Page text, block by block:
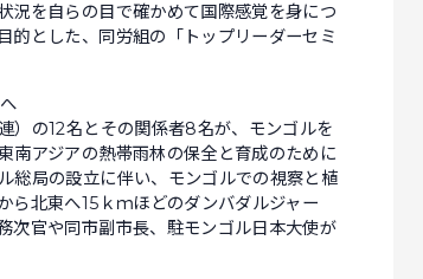
況を自らの目で確かめて国際感覚を身につ
的とした、同労組の「トップリーダーセミ
）の12名とその関係者8名が、モンゴルを
南アジアの熱帯雨林の保全と育成のために
総局の設立に伴い、モンゴルでの視察と植
ら北東へ15ｋｍほどのダンバダルジャー
次官や同市副市長、駐モンゴル日本大使が